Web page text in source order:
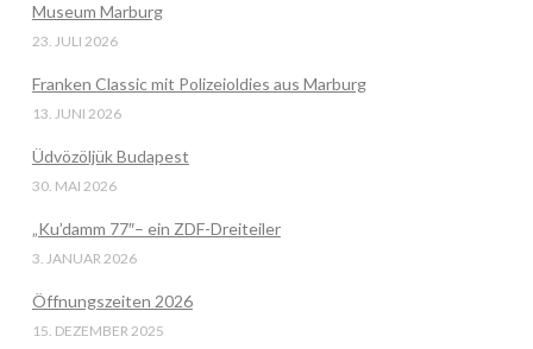
Museum Marburg
23. JULI 2026
Franken Classic mit Polizeioldies aus Marburg
13. JUNI 2026
Üdvözöljük Budapest
30. MAI 2026
„Ku’damm 77″– ein ZDF-Dreiteiler
3. JANUAR 2026
Öffnungszeiten 2026
15. DEZEMBER 2025